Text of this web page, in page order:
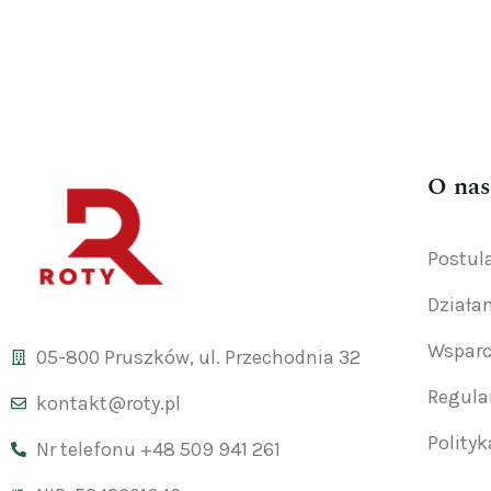
05-800 Pruszków, ul. Przechodnia 32
kontakt@roty.pl
Nr telefonu +48 509 941 261
O nas